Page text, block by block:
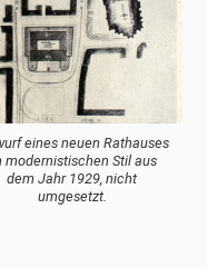
eines neuen Rathauses
modernistischen Stil aus
dem Jahr 1929, nicht
umgesetzt.